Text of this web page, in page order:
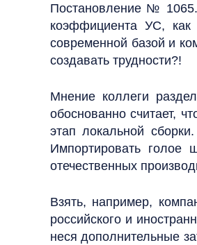
Постановление №
коэффициента УС, как
современной базой и
создавать трудности?!
Мнение коллеги
обоснованно считает,
этап локальной
Импортировать голое
отечественных
Взять, например,
российского и
неся дополнительные